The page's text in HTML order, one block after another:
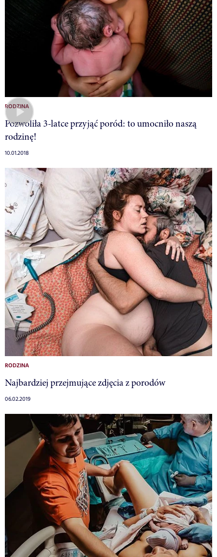
RODZINA
Pozwoliła 3-latce przyjąć poród: to umocniło naszą
rodzinę!
10.01.2018
RODZINA
Najbardziej przejmujące zdjęcia z porodów
06.02.2019